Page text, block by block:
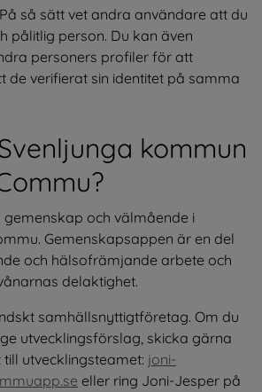
så sätt vet andra användare att du
pålitlig person. Du kan även
personers profiler för att
de verifierat sin identitet på samma
kommun
och välmående i
Gemenskapsappen är en del
och hälsofrämjande arbete och
delaktighet.
samhällsnyttigtföretag. Om du
utvecklingsförslag, skicka gärna
utvecklingsteamet: joni-
eller ring Joni-Jesper på